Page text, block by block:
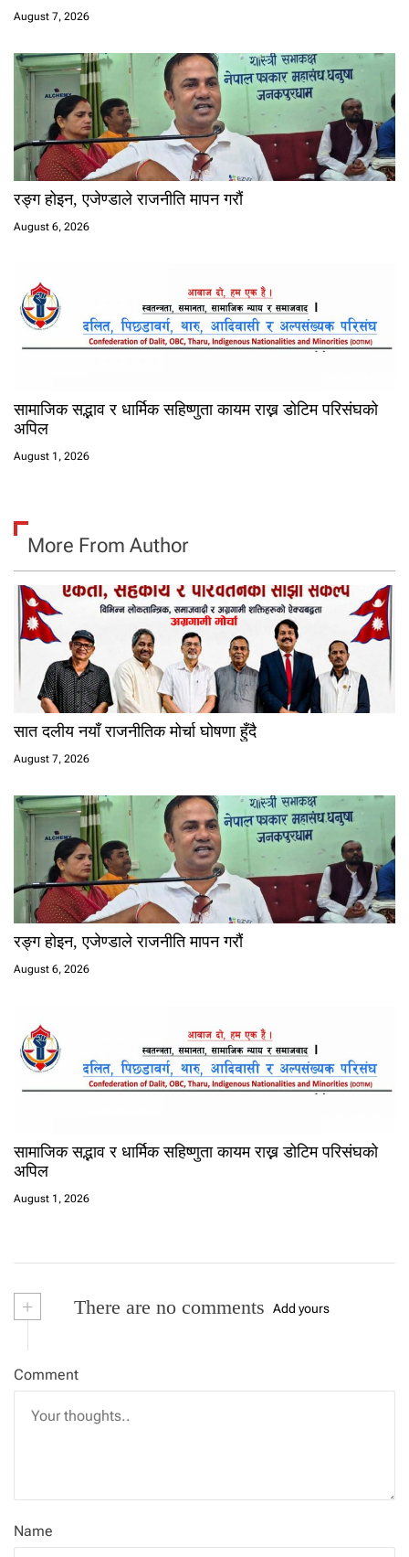
August 7, 2026
रङ्ग होइन, एजेण्डाले राजनीति मापन गरौं
August 6, 2026
सामाजिक सद्भाव र धार्मिक सहिष्णुता कायम राख्न डोटिम परिसंघको
अपिल
August 1, 2026
More From Author
सात दलीय नयाँ राजनीतिक मोर्चा घोषणा हुँदै
August 7, 2026
रङ्ग होइन, एजेण्डाले राजनीति मापन गरौं
August 6, 2026
सामाजिक सद्भाव र धार्मिक सहिष्णुता कायम राख्न डोटिम परिसंघको
अपिल
August 1, 2026
+ There are no comments Add yours
Comment
Name